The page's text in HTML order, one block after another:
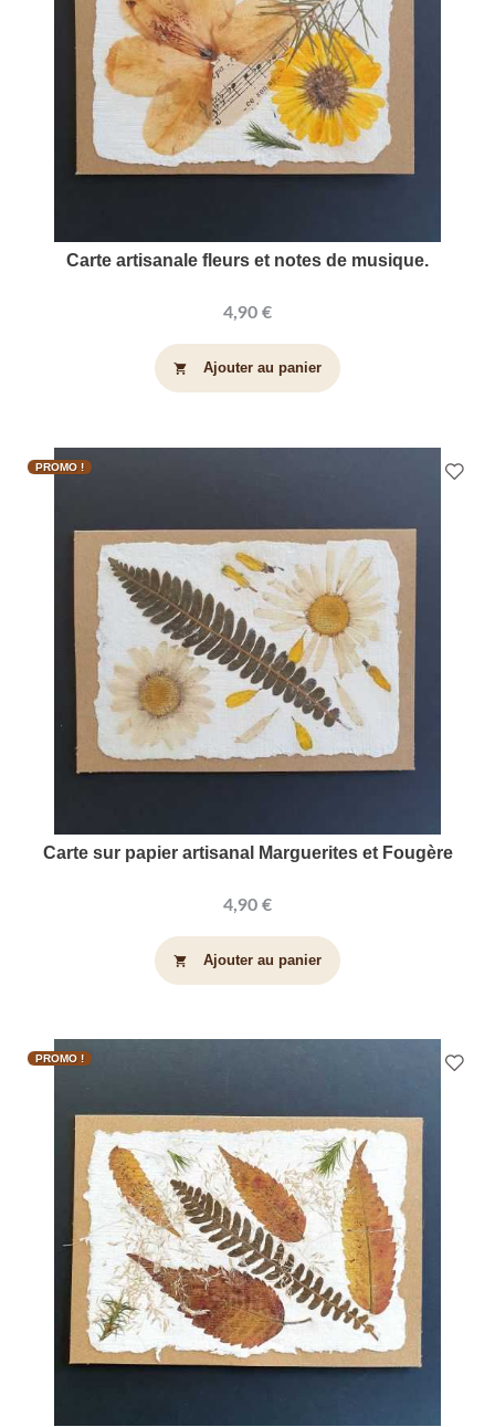
Carte artisanale fleurs et notes de musique.
4,90 €
shopping_cart Ajouter au panier
PROMO !
Carte sur papier artisanal Marguerites et Fougère
4,90 €
shopping_cart Ajouter au panier
PROMO !